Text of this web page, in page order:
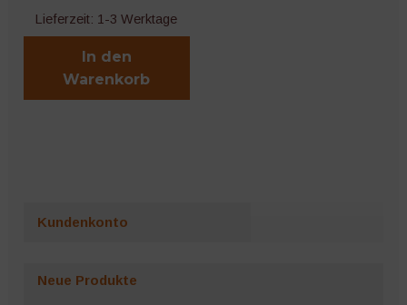
Lieferzeit: 1-3 Werktage
In den
Warenkorb
Kundenkonto
Neue Produkte